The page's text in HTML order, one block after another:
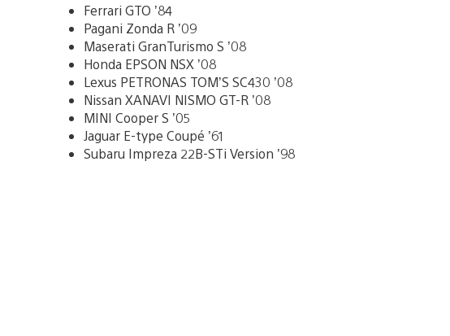
Ferrari GTO ’84
Pagani Zonda R ’09
Maserati GranTurismo S ’08
Honda EPSON NSX ’08
Lexus PETRONAS TOM’S SC430 ’08
Nissan XANAVI NISMO GT-R ’08
MINI Cooper S ’05
Jaguar E-type Coupé ’61
Subaru Impreza 22B-STi Version ’98